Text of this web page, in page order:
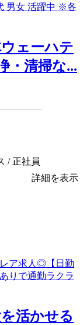
ウェーハテ
・清掃な...
/ 正社員
詳細を表示
を活かせる